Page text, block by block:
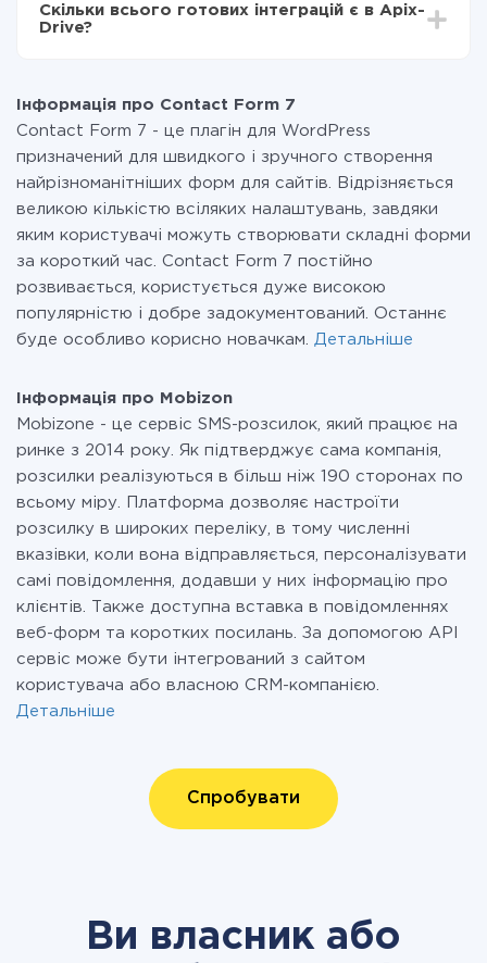
Ви оплачуєте лише кількість даних, які за фактом
передаються з однієї вашої системи в іншу через
при необхідності. Детальніше про
Скільки всього готових інтеграцій є в Apix-
Drive?
Інформація про Contact Form 7
Contact Form 7 - це плагін для WordPress
призначений для швидкого і зручного створення
найрізноманітніших форм для сайтів. Відрізняється
великою кількістю всіляких налаштувань, завдяки
яким користувачі можуть створювати складні форми
за короткий час. Contact Form 7 постійно
розвивається, користується дуже високою
популярністю і добре задокументований. Останнє
буде особливо корисно новачкам. Детальніше
Інформація про Mobizon
Mobizone - це сервіс SMS-розсилок, який працює на
ринке з 2014 року. Як підтверджує сама компанія,
розсилки реалізуються в більш ніж 190 сторонах по
всьому міру. Платформа дозволяє настроїти
розсилку в широких переліку, в тому численні
вказівки, коли вона відправляється, персоналізувати
самі повідомлення, додавши у них інформацію про
клієнтів. Также доступна вставка в повідомленнях
веб-форм та коротких посилань. За допомогою API
сервіс може бути інтегрований з сайтом
користувача або власною CRM-компанією.
Детальніше
Спробувати
Ви власник або